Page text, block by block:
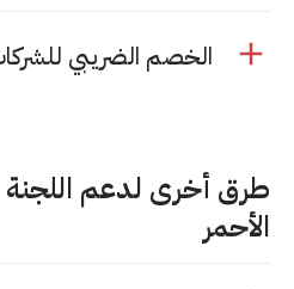
الخصم الضريبي
طرق أخرى لدعم اللجنة
الأحمر